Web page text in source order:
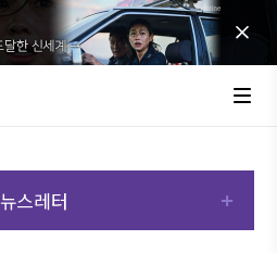
뉴스레터